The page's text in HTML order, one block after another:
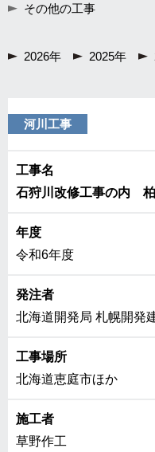
その他の工事
2026年 2025年
河川工事
工事名
石狩川改修工事の内
年度
令和6年度
発注者
北海道開発局 札幌開発
工事場所
北海道恵庭市ほか
施工者
草野作工